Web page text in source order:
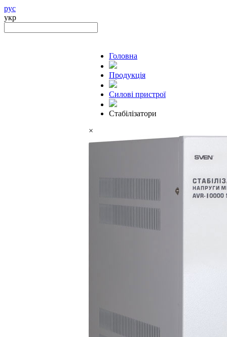
рус
укр
Головна
Продукцiя
Силові пристрої
Стабілізатори
×